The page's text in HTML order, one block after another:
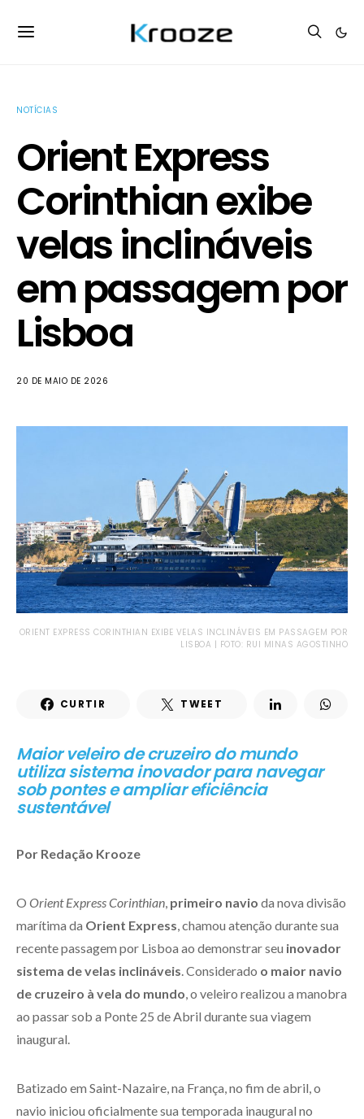
NOTÍCIAS
Orient Express
Corinthian exibe
velas inclináveis
em passagem por
Lisboa
20 DE MAIO DE 2026
ORIENT EXPRESS CORINTHIAN EXIBE VELAS INCLINÁVEIS EM PASSAGEM POR
LISBOA | FOTO: RUI MINAS AGOSTINHO
CURTIR TWEET
Maior veleiro de cruzeiro do mundo
utiliza sistema inovador para navegar
sob pontes e ampliar eficiência
sustentável
Por Redação Krooze
O Orient Express Corinthian primeiro navio da nova divisão
marítima da Orient Express , chamou atenção durante sua
recente passagem por Lisboa ao demonstrar seu inovador
sistema de velas inclináveis . Considerado o maior navio
de cruzeiro à vela do mundo , o veleiro realizou a manobra
ao passar sob a Ponte 25 de Abril durante sua viagem
inaugural.
Batizado em Saint-Nazaire, na França, no fim de abril, o
navio iniciou oficialmente sua temporada inaugural no